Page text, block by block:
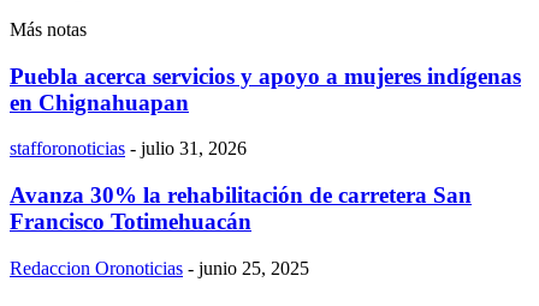
Más notas
Puebla acerca servicios y apoyo a mujeres indígenas
en Chignahuapan
stafforonoticias - julio 31, 2026
Avanza 30% la rehabilitación de carretera San
Francisco Totimehuacán
Redaccion Oronoticias - junio 25, 2025